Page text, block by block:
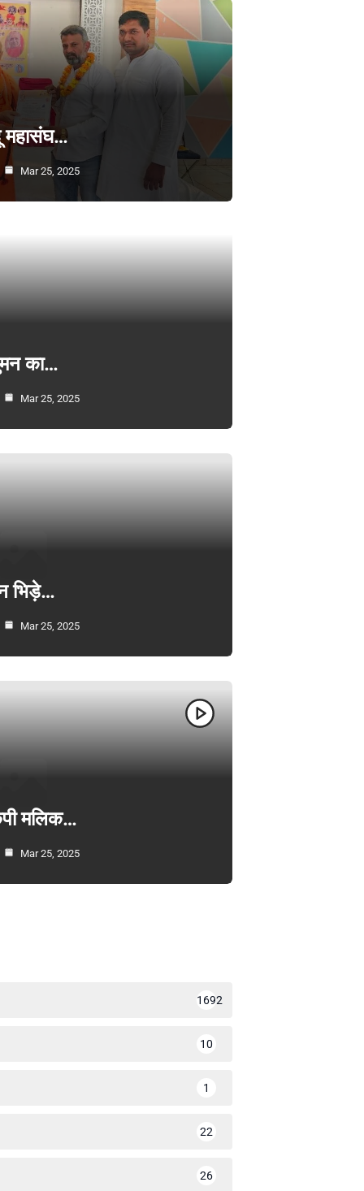
महासंघ…
Mar 25, 2025
का…
Mar 25, 2025
भिड़े…
Mar 25, 2025
मलिक…
Mar 25, 2025
1692
10
1
22
26